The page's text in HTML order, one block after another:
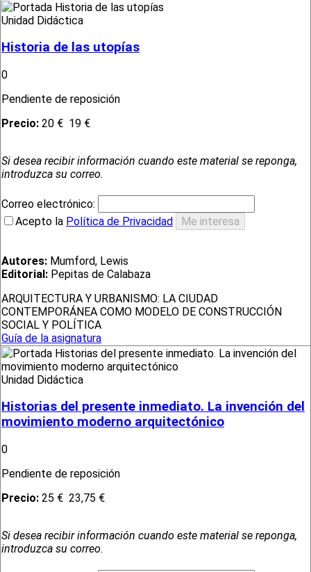
Unidad Didáctica
Historia de las utopías
0
Pendiente de reposición
Precio: 20 € 19 €
Si desea recibir información cuando este material se reponga,
introduzca su correo.
Correo electrónico:
Acepto la Política de Privacidad
Autores: Mumford, Lewis
Editorial: Pepitas de Calabaza
ARQUITECTURA Y URBANISMO: LA CIUDAD
CONTEMPORÁNEA COMO MODELO DE CONSTRUCCIÓN
SOCIAL Y POLÍTICA
Guía de la asignatura
Unidad Didáctica
Historias del presente inmediato. La invención del
movimiento moderno arquitectónico
0
Pendiente de reposición
Precio: 25 € 23,75 €
Si desea recibir información cuando este material se reponga,
introduzca su correo.